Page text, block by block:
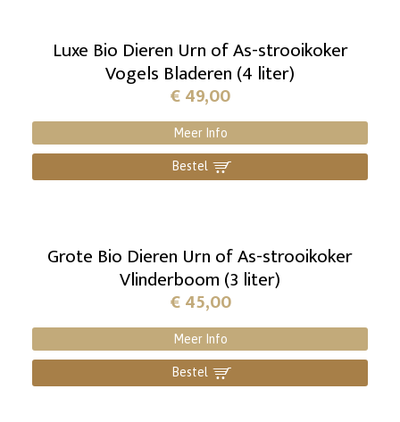
Luxe Bio Dieren Urn of As-strooikoker
Vogels Bladeren (4 liter)
€49,00
Meer Info
Bestel ]
Grote Bio Dieren Urn of As-strooikoker
Vlinderboom (3 liter)
€45,00
Meer Info
Bestel ]